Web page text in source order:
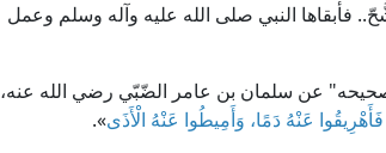
فأبقاها النبي صلى الله عليه وآله وسلم وعمل
عن سلمان بن عامر الضّبّي رضي الله عنه،
عَنْهُ دَمًا، وَأَمِيطُوا عَنْهُ الْأَذَى».